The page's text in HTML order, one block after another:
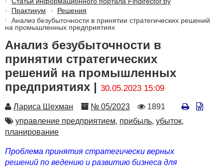
Практикум
Решения
Анализ безубыточности в принятии стратегических решений
на промышленных предприятиях
Анализ безубыточности в
принятии стратегических
решений на промышленных
предприятиях | 30.05.2023 15:09
Автор
Лариса Шехман Номер
№ 05/2023
Количество
просмотров
1891
Автор
управление предприятием, прибыль, убыток,
планирование
Проблема принятия стратегически верных
решений по ведению и развитию бизнеса для